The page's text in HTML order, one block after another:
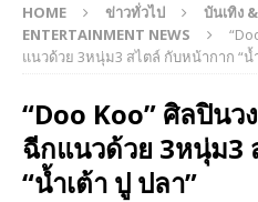
HOME ข่าวทั่วไป
บันเทิง
ENTERTAINMENT NEWS
แนวด้วย 3หนุ่ม3 สไตล์ กับหน้ากาก “น้
“Doo Koo” ศิลปิน
ฉีกแนวด้วย 3หนุ่ม3
“น้ำเต้า ปู ปลา”